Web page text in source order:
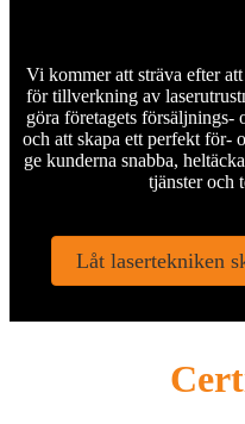
Vi kommer att sträva efter
för tillverkning av
göra företagets försäljnings-
och att skapa ett perfekt för-
ge kunderna snabba,
tjänster och
Låt lasertekniken